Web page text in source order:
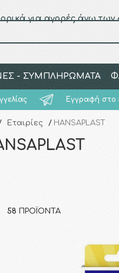
για αγορές άνω των
- ΣΥΜΠΛΗΡΩΜΑΤΑ
Εγγραφή στο
Εταιρίες / HANSAPLAST
58 ΠΡΟΪΌΝΤΑ